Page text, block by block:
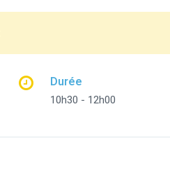
Durée
10h30 - 12h00